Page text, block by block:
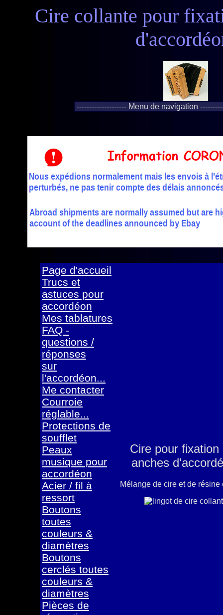
Cire collante pour
Page d'accueil
Trucs et
astuces pour
accordéon
Mes tablatures
FAQ -
questions /
réponses
sur
l'accordéon...
Me contacter
Courroie
réglable...
Protections de
soufflet
Peaux
musique pour
accordéon
Acier / fil à
ressort
Boutons
toutes
couleurs &
diamètres
Boutons
cerclés toutes
couleurs &
diamètres
Pièces de
Cire pour fixation
anches
Mélange de cire et de résine